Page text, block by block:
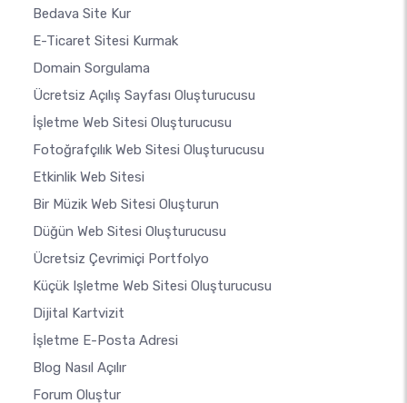
Bedava Site Kur
E-Ticaret Sitesi Kurmak
Domain Sorgulama
Ücretsiz Açılış Sayfası Oluşturucusu
İşletme Web Sitesi Oluşturucusu
Fotoğrafçılık Web Sitesi Oluşturucusu
Etkinlik Web Sitesi
Bir Müzik Web Sitesi Oluşturun
Düğün Web Sitesi Oluşturucusu
Ücretsiz Çevrimiçi Portfolyo
Küçük Işletme Web Sitesi Oluşturucusu
Dijital Kartvizit
İşletme E-Posta Adresi
Blog Nasıl Açılır
Forum Oluştur